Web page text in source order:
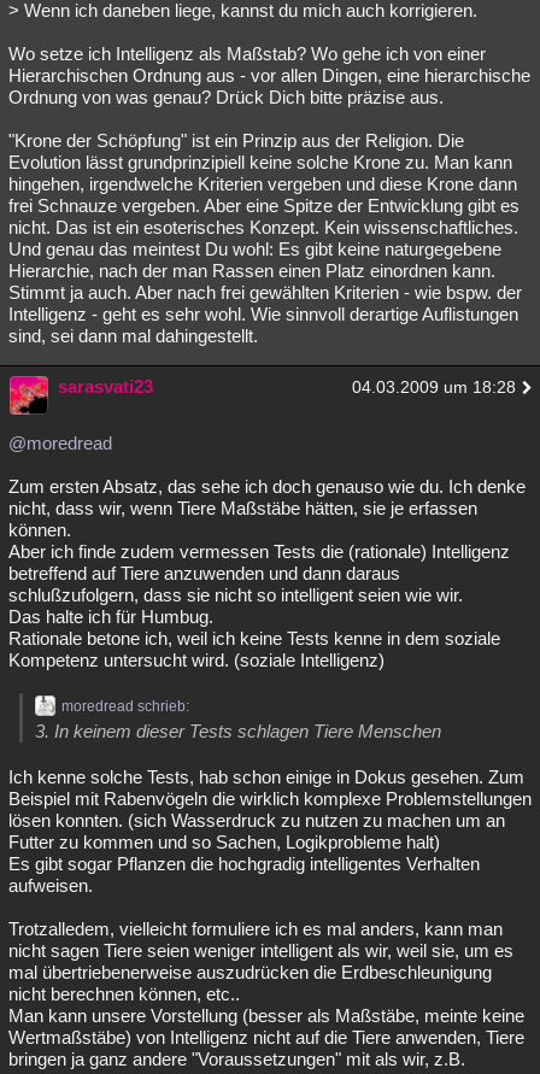
> Wenn ich daneben liege, kannst du mich auch korrigieren.
Wo setze ich Intelligenz als Maßstab? Wo gehe ich von einer
Hierarchischen Ordnung aus - vor allen Dingen, eine hierarchische
Ordnung von was genau? Drück Dich bitte präzise aus.
"Krone der Schöpfung" ist ein Prinzip aus der Religion. Die
Evolution lässt grundprinzipiell keine solche Krone zu. Man kann
hingehen, irgendwelche Kriterien vergeben und diese Krone dann
frei Schnauze vergeben. Aber eine Spitze der Entwicklung gibt es
nicht. Das ist ein esoterisches Konzept. Kein wissenschaftliches.
Und genau das meintest Du wohl: Es gibt keine naturgegebene
Hierarchie, nach der man Rassen einen Platz einordnen kann.
Stimmt ja auch. Aber nach frei gewählten Kriterien - wie bspw. der
Intelligenz - geht es sehr wohl. Wie sinnvoll derartige Auflistungen
sind, sei dann mal dahingestellt.
sarasvati23 04.03.2009 um 18:28
@moredread
Zum ersten Absatz, das sehe ich doch genauso wie du. Ich denke
nicht, dass wir, wenn Tiere Maßstäbe hätten, sie je erfassen
können.
Aber ich finde zudem vermessen Tests die (rationale) Intelligenz
betreffend auf Tiere anzuwenden und dann daraus
schlußzufolgern, dass sie nicht so intelligent seien wie wir.
Das halte ich für Humbug.
Rationale betone ich, weil ich keine Tests kenne in dem soziale
Kompetenz untersucht wird. (soziale Intelligenz)
moredread schrieb:
3. In keinem dieser Tests schlagen Tiere Menschen
Ich kenne solche Tests, hab schon einige in Dokus gesehen. Zum
Beispiel mit Rabenvögeln die wirklich komplexe Problemstellungen
lösen konnten. (sich Wasserdruck zu nutzen zu machen um an
Futter zu kommen und so Sachen, Logikprobleme halt)
Es gibt sogar Pflanzen die hochgradig intelligentes Verhalten
aufweisen.
Trotzalledem, vielleicht formuliere ich es mal anders, kann man
nicht sagen Tiere seien weniger intelligent als wir, weil sie, um es
mal übertriebenerweise auszudrücken die Erdbeschleunigung
nicht berechnen können, etc..
Man kann unsere Vorstellung (besser als Maßstäbe, meinte keine
Wertmaßstäbe) von Intelligenz nicht auf die Tiere anwenden, Tiere
bringen ja ganz andere "Voraussetzungen" mit als wir, z.B.